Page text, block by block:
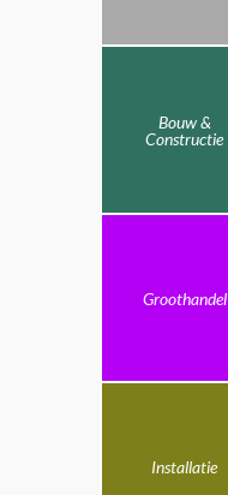
Bouw &
Constructie
Groothandel
Installatie